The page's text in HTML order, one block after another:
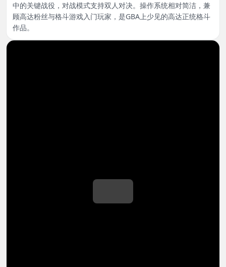
中的关键战役，对战模式支持双人对决。操作系统相对简洁，兼
顾高达粉丝与格斗游戏入门玩家，是GBA上少见的高达正统格斗
作品。